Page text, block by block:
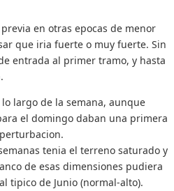
en otras epocas de menor
que iria fuerte o muy fuerte. Sin
entrada al primer tramo, y hasta
largo de la semana, aunque
el domingo daban una primera
tenia el terreno saturado y
de esas dimensiones pudiera
tipico de Junio (normal-alto).